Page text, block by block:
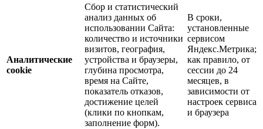
Аналитические
cookie
Сбор и статистический
анализ данных об
использовании Сайта:
количество и источники
визитов, география,
устройства и браузеры,
глубина просмотра,
время на Сайте,
показатель отказов,
достижение целей
(клики по кнопкам,
заполнение форм).
В сроки,
установленные
сервисом
Яндекс.Метрика;
как правило, от
сессии до 24
месяцев, в
зависимости от
настроек сервиса
и браузера